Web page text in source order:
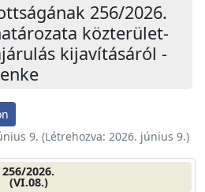
256/2026.
közterület-
kijavításáról -
9. (Létrehozva: 2026. június 9.)
256/2026.
(VI.08.)